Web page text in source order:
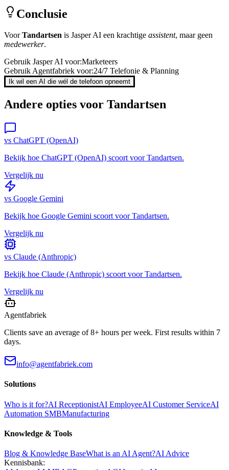
Conclusie
VoorTandartsen is Jasper AI een krachtige assistent, maar geen
medewerker.
Gebruik Jasper AI voor:Marketeers
Gebruik Agentfabriek voor:24/7 Telefonie & Planning
Ik wil een AI die wél de telefoon opneemt
Andere opties voor Tandartsen
vs ChatGPT (OpenAI)
Bekijk hoe ChatGPT (OpenAI) scoort voorTandartsen.
Vergelijk nu
vs Google Gemini
Bekijk hoe Google Gemini scoort voorTandartsen.
Vergelijk nu
vs Claude (Anthropic)
Bekijk hoe Claude (Anthropic) scoort voorTandartsen.
Vergelijk nu
Agentfabriek
Clients save an average of 8+ hours per week. First results within 7
days.
info@agentfabriek.com
Solutions
Who is it for?AI ReceptionistAI EmployeeAI Customer ServiceAI
Automation SMBManufacturing
Knowledge & Tools
Blog & Knowledge BaseWhat is an AI Agent?AI Advice
Kennisbank: